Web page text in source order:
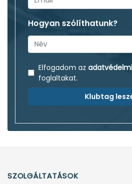
Hogyan szólíthatunk?
Elfogadom az
foglaltakat.
Klubtag
SZOLGÁLTATÁSOK